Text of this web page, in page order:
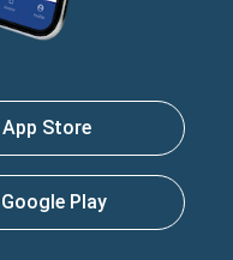
Store
Play